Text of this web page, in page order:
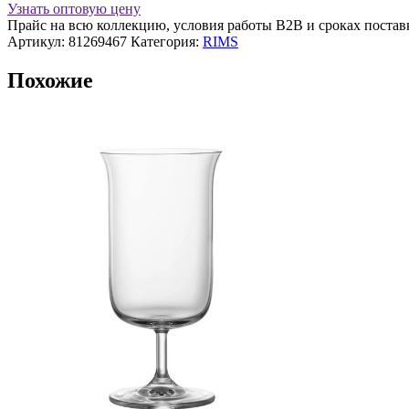
д/
коктейля
"Orient
deco
340мл.
Узнать оптовую цену
Прайс на всю коллекцию, условия работы В2В и сроках
Артикул: 81269467 Категория: RIMS
Похожие